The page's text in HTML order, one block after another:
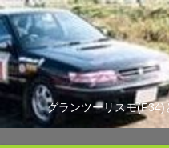
グランツーリスモ